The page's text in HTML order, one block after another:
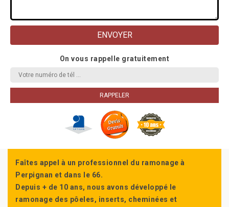
On vous rappelle gratuitement
Faîtes appel à un professionnel du ramonage à
Perpignan et dans le 66.
Depuis + de 10 ans, nous avons développé le
ramonage des pôeles, inserts, cheminées et